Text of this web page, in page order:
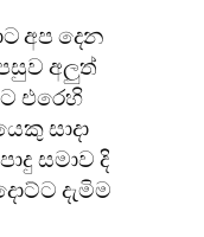
අප දෙන
අලුත්
එරෙහි
සාදා
සමාව දි
දැමිම